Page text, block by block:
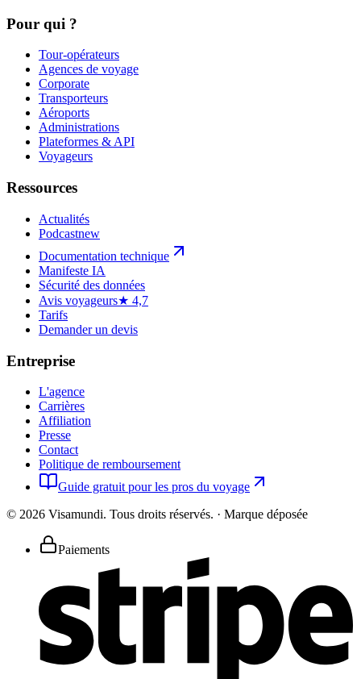
Pour qui ?
Tour-opérateurs
Agences de voyage
Corporate
Transporteurs
Aéroports
Administrations
Plateformes & API
Voyageurs
Ressources
Actualités
Podcastnew
Documentation technique
Manifeste IA
Sécurité des données
Avis voyageurs★ 4,7
Tarifs
Demander un devis
Entreprise
L'agence
Carrières
Affiliation
Presse
Contact
Politique de remboursement
Guide gratuit pour les pros du voyage
© 2026 Visamundi. Tous droits réservés. · Marque déposée
Paiements